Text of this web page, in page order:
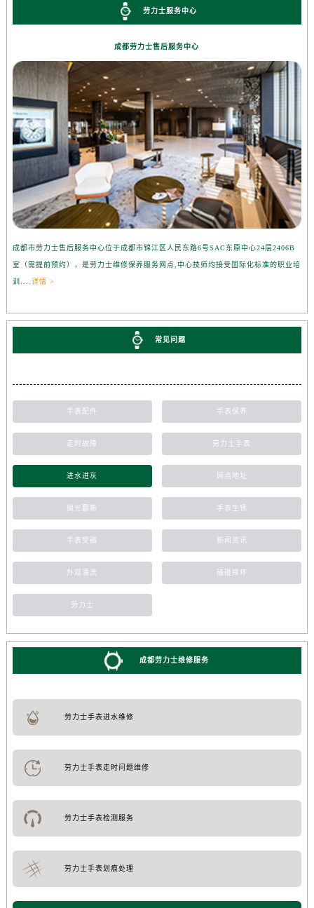
劳力士服务中心
成都劳力士售后服务中心
成都市劳力士售后服务中心位于成都市锦江区人民东路6号SAC东原中心24层2406B
室（需提前预约），是劳力士维修保养服务网点,中心技师均接受国际化标准的职业培
训.... 详情 >
常见问题
手表配件 手表保养
走时故障 劳力士手表
进水进灰 网点地址
抛光翻新 手表生锈
手表受磁 新闻资讯
外观清洗 磕碰摔坏
劳力士
成都劳力士维修服务
劳力士手表进水维修
劳力士手表走时问题维修
劳力士手表检测服务
劳力士手表划痕处理